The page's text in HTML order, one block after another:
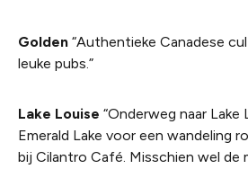
Golden “Authentieke Canadese
leuke pubs.”
Lake Louise “Onderweg naar
Emerald Lake voor een wandeling
bij Cilantro Café. Misschien wel de